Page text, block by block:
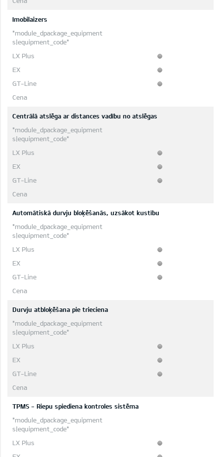
Imobilaizers
Centrālā atslēga ar distances vadību no atslēgas
Automātiskā durvju bloķēšanās, uzsākot kustību
Durvju atbloķēšana pie trieciena
TPMS - Riepu spiediena kontroles sistēma